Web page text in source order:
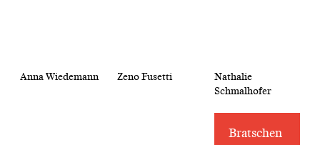
Anna Wiedemann Zeno Fusetti
Nathalie
Schmalhofer
Bratschen